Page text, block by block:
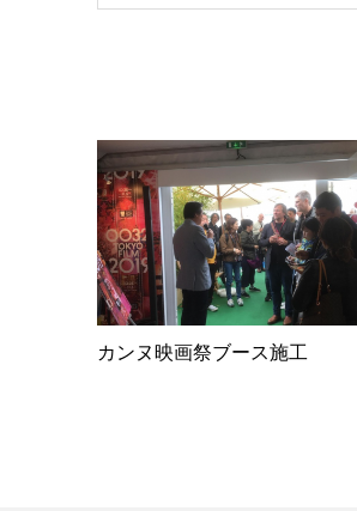
カンヌ映画祭ブース施工